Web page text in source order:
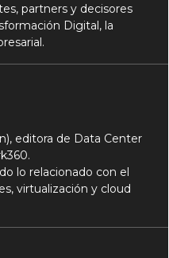
partners y decisores
Digital, la
editora de Data Center
lo relacionado con el
virtualización y cloud